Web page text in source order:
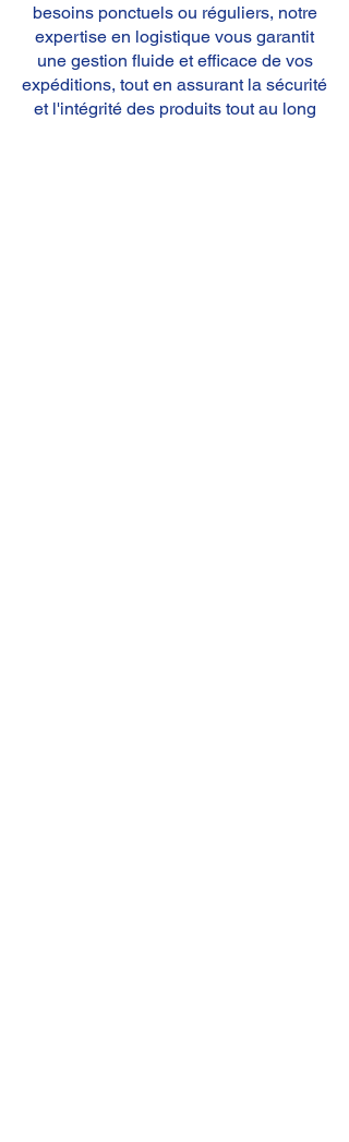
besoins ponctuels ou réguliers, notre
expertise en logistique vous garantit
une gestion fluide et efficace de vos
expéditions, tout en assurant la sécurité
et l'intégrité des produits tout au long